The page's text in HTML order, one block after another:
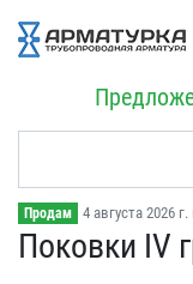
Продам 4 августа 2026 г.
Поковки IV